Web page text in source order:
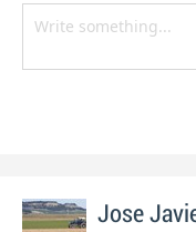
Jose